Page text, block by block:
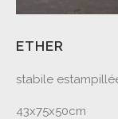
ETHER
stabile
43x75x50cm